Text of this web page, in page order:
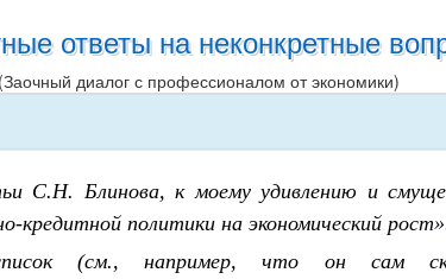
ответы на неконкретные
(Заочный диалог с профессионалом от экономики)
С.Н. Блинова, к моему удивлению и
кредитной политики на экономический рост»
список (см., например, что он